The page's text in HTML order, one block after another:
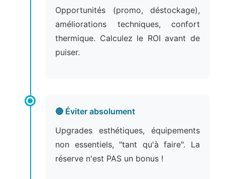
Opportunités (promo, déstockage),
améliorations techniques, confort
thermique. Calculez le ROI avant de
puiser.
🔴 Éviter absolument
Upgrades esthétiques, équipements
non essentiels, "tant qu'à faire". La
réserve n'est PAS un bonus !